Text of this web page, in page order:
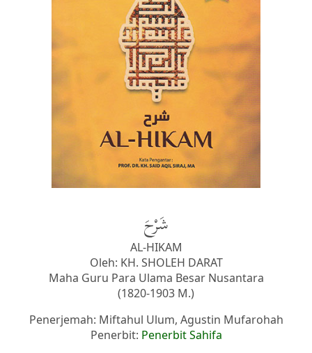
شَرْحَ
AL-HIKAM
Oleh: KH. SHOLEH DARAT
Maha Guru Para Ulama Besar Nusantara
(1820-1903 M.)
Penerjemah: Miftahul Ulum, Agustin Mufarohah
Penerbit: Penerbit Sahifa